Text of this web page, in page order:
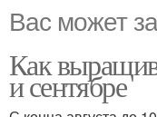
Вас может
Как
и сентябре